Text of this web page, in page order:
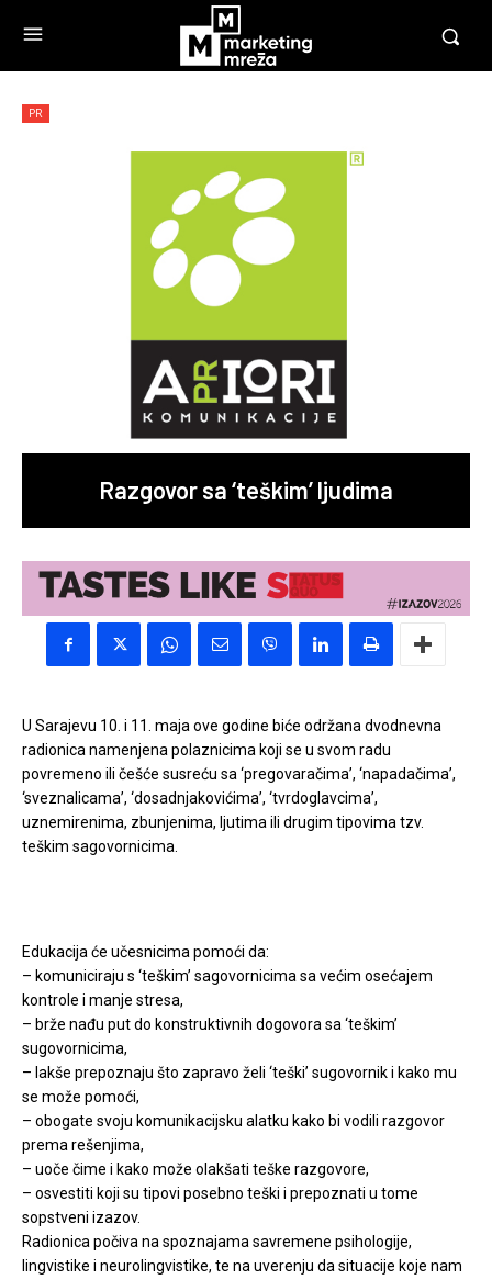
PR
Razgovor sa ‘teškim’ ljudima
U Sarajevu 10. i 11. maja ove godine biće održana dvodnevna
radionica namenjena polaznicima koji se u svom radu
povremeno ili češće susreću sa ‘pregovaračima’, ‘napadačima’,
‘sveznalicama’, ‘dosadnjakovićima’, ‘tvrdoglavcima’,
uznemirenima, zbunjenima, ljutima ili drugim tipovima tzv.
teškim sagovornicima.
Edukacija će učesnicima pomoći da:
– komuniciraju s ‘teškim’ sagovornicima sa većim osećajem
kontrole i manje stresa,
– brže nađu put do konstruktivnih dogovora sa ‘teškim’
sugovornicima,
– lakše prepoznaju što zapravo želi ‘teški’ sugovornik i kako mu
se može pomoći,
– obogate svoju komunikacijsku alatku kako bi vodili razgovor
prema rešenjima,
– uoče čime i kako može olakšati teške razgovore,
– osvestiti koji su tipovi posebno teški i prepoznati u tome
sopstveni izazov.
Radionica počiva na spoznajama savremene psihologije,
lingvistike i neurolingvistike, te na uverenju da situacije koje nam